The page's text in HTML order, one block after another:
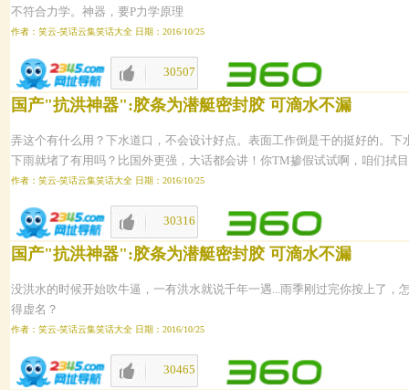
不符合力学。神器，要P力学原理
作者：笑云-笑话云集笑话大全 日期：2016/10/25
30507
国产"抗洪神器":胶条为潜艇密封胶 可滴水不漏
弄这个有什么用？下水道口，不会设计好点。表面工作倒是干的挺好的。
下雨就堵了有用吗？比国外更强，大话都会讲！你TM掺假试试啊，咱们拭
作者：笑云-笑话云集笑话大全 日期：2016/10/25
30316
国产"抗洪神器":胶条为潜艇密封胶 可滴水不漏
没洪水的时候开始吹牛逼，一有洪水就说千年一遇...雨季刚过完你按上了，
得虚名？
作者：笑云-笑话云集笑话大全 日期：2016/10/25
30465